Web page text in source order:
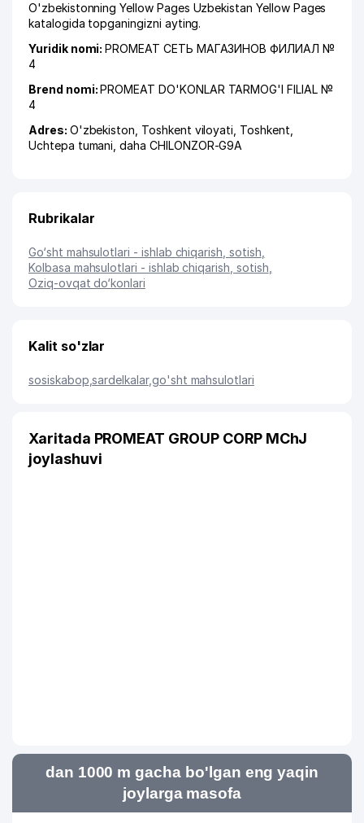
O'zbekistonning Yellow Pages Uzbekistan Yellow Pages
katalogida topganingizni ayting.
Yuridik nomi:PROMEAT СЕТЬ МАГАЗИНОВ ФИЛИАЛ №
4
Brend nomi:PROMEAT DO'KONLAR TARMOG'I FILIAL №
4
Adres: O'zbekiston, Toshkent viloyati Toshkent
Uchtepa tumani ,daha CHILONZOR-G9A
Rubrikalar
Go‘sht mahsulotlari - ishlab chiqarish, sotish
Kolbasa mahsulotlari - ishlab chiqarish, sotish
Oziq-ovqat do‘konlari
Kalit so'zlar
sosiskabop ,sardelkalar,go'sht mahsulotlari
Xaritada PROMEAT GROUP CORP MChJ
joylashuvi
dan 1000 m gacha bo'lgan eng yaqin
joylarga masofa